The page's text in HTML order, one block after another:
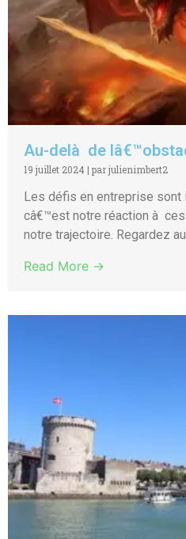
Au-delà de
19 juillet 2024 | par julienimbert2
Les défis en entreprise sont
câ€™est notre réaction à
notre trajectoire. Regardez
Read More →